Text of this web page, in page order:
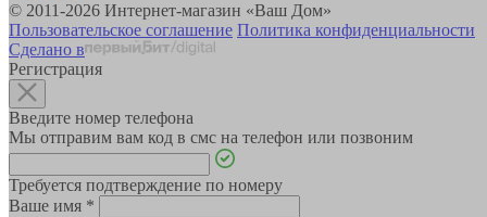
© 2011-2026 Интернет-магазин «Ваш Дом»
Пользовательское соглашение Политика конфиденциальности
Сделано в
Регистрация
Введите номер телефона
Мы отправим вам код в смс на телефон или позвоним
Требуется подтверждение по номеру
Ваше имя *